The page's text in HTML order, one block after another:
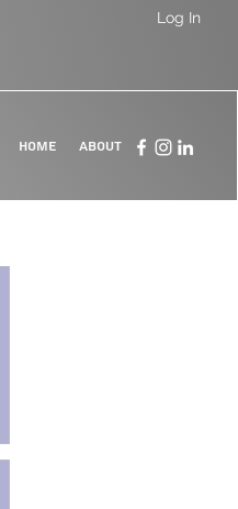
Log In
Home About